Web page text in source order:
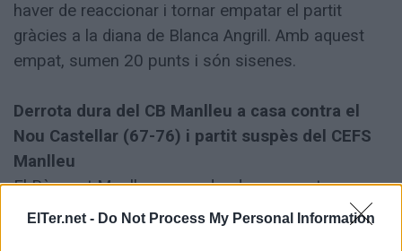
ElTer.net - Do Not Process My Personal Information
haver de reaccionar i tornar empatar el partit
gràcies a la diana de Blanca Angrill. Amb aquest
empat, sumen 20 punts i són sisenes.
Derrota dura del CB Manlleu a casa contra el
Nou Castellar (67-76) i partit suspès del CEFS
Manlleu
El Bàsquet Manlleu va perdre de nou punts
aquesta jornada 14 de lliga contra el Nou